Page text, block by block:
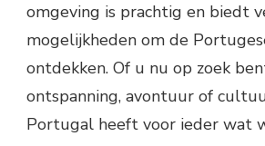
omgeving is prachtig en biedt
mogelijkheden om de
ontdekken. Of u nu op zoek
ontspanning, avontuur of
Portugal heeft voor ieder wat